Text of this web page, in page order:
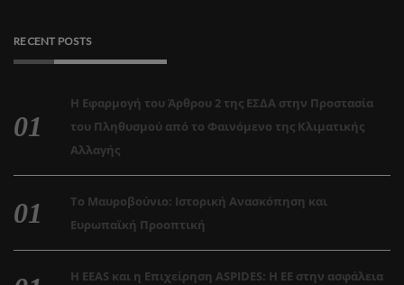
RECENT POSTS
Η Εφαρμογή του Άρθρου 2 της ΕΣΔΑ στην Προστασία
του Πληθυσμού από το Φαινόμενο της Κλιματικής
Αλλαγής
Το Μαυροβούνιο: Ιστορική Ανασκόπηση και
Ευρωπαϊκή Προοπτική
Η EEAS και η Επιχείρηση ASPIDES: Η ΕΕ στην ασφάλεια